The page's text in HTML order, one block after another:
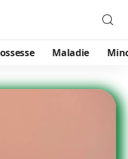
Maladie